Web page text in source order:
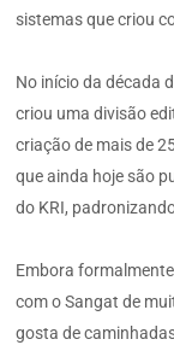
sistemas que criou
No início da década
criou uma divisão
criação de mais de
que ainda hoje são
do KRI,
Embora
com o Sangat de
gosta de